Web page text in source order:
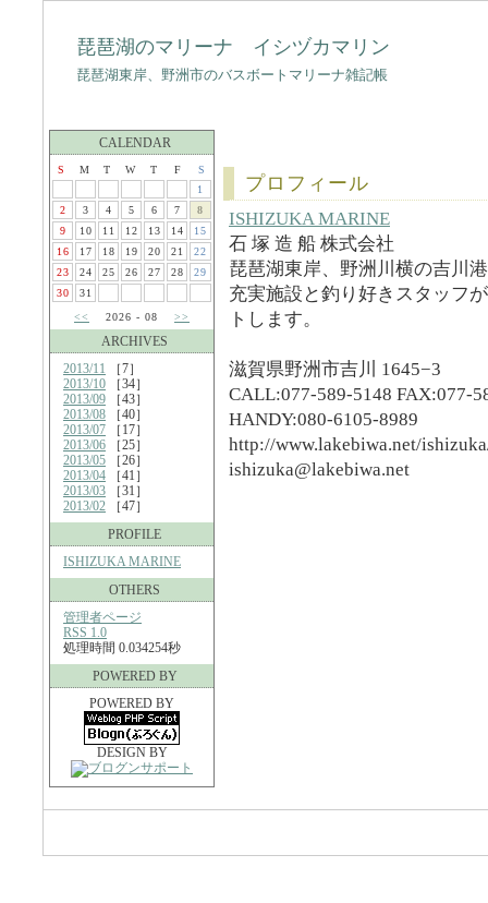
琵琶湖のマリーナ イシヅカマリン
琵琶湖東岸、野洲市のバスボートマリーナ雑記帳
CALENDAR
S M T W T F
S
1
2
3 4 5 6 7
8
9
10 11 12 13 14
15
16
17 18 19 20 21
22
23
24 25 26 27 28
29
30
31
<<
2026 - 08 >>
ARCHIVES
2013/11 ［7］
2013/10 ［34］
2013/09 ［43］
2013/08 ［40］
2013/07 ［17］
2013/06 ［25］
2013/05 ［26］
2013/04 ［41］
2013/03 ［31］
2013/02 ［47］
PROFILE
ISHIZUKA MARINE
OTHERS
管理者ページ
RSS 1.0
処理時間 0.034254秒
POWERED BY
POWERED BY
DESIGN BY
プロフィール
ISHIZUKA MARINE
石 塚 造 船 株式会社
琵琶湖東岸、野洲川横の吉川
充実施設と釣り好きスタッフ
トします。
滋賀県野洲市吉川 1645−3
CALL:077-589-5148 FAX:077-
HANDY:080-6105-8989
http://www.lakebiwa.net/
ishizuka@lakebiwa.net